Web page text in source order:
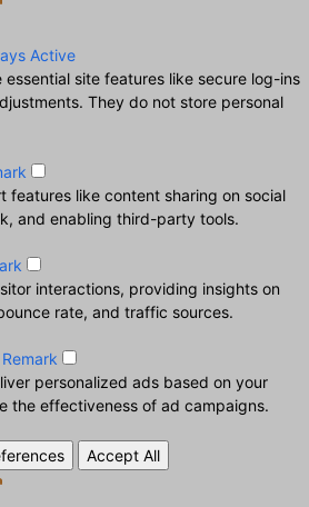
Active
site features like secure log-ins
They do not store personal
features like content sharing on social
and enabling third-party tools.
interactions, providing insights on
rate, and traffic sources.
Remark
personalized ads based on your
the effectiveness of ad campaigns.
Accept All